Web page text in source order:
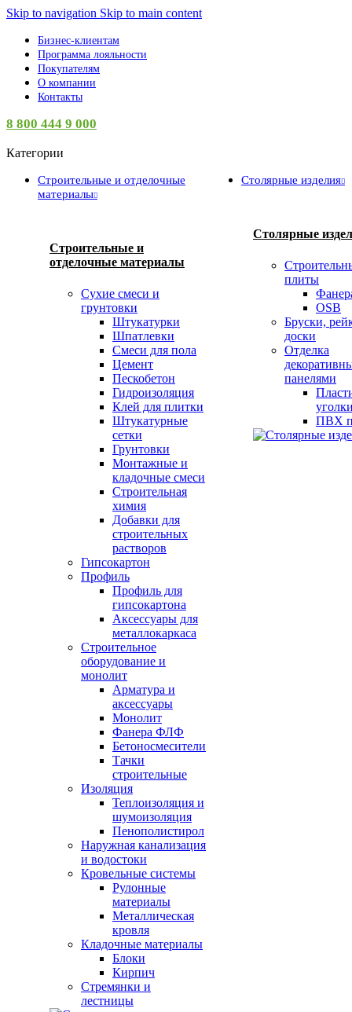
Skip to navigation Skip to main content
Бизнес-клиентам
Программа лояльности
Покупателям
О компании
Контакты
8 800 444 9 000
Категории
Строительные и отделочные
материалы
Строительные и
отделочные материалы
Сухие смеси и
грунтовки
Штукатурки
Шпатлевки
Смеси для пола
Цемент
Пескобетон
Гидроизоляция
Клей для плитки
Штукатурные
сетки
Грунтовки
Монтажные и
кладочные смеси
Строительная
химия
Добавки для
строительных
растворов
Гипсокартон
Профиль
Профиль для
гипсокартона
Аксессуары для
металлокаркаса
Строительное
оборудование и
монолит
Арматура и
аксессуары
Монолит
Фанера ФЛФ
Бетоносмесители
Тачки
строительные
Изоляция
Теплоизоляция и
шумоизоляция
Пенополистирол
Наружная канализация
и водостоки
Кровельные системы
Рулонные
материалы
Металлическая
кровля
Кладочные материалы
Блоки
Кирпич
Стремянки и
лестницы
Столярные изделия
Столярные
плиты
OSB
Бруски,
доски
Отделка
панелями
ПВХ